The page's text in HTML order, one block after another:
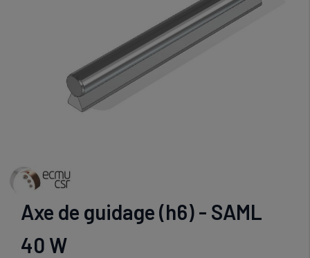
Axe de guidage (h6) - SAML
40 W